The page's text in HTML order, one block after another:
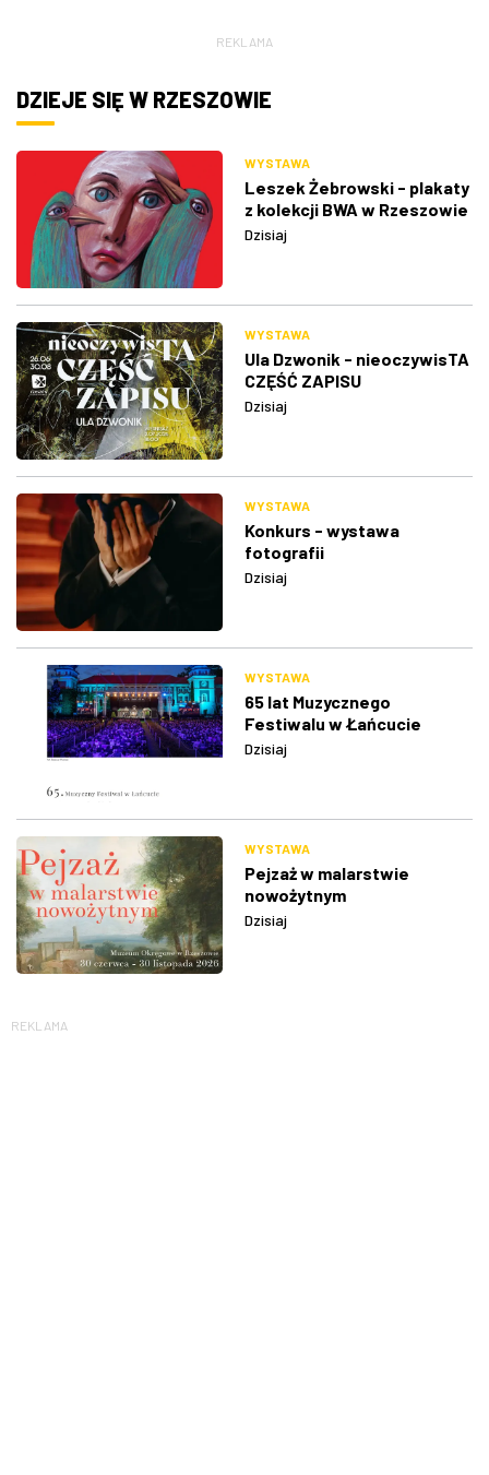
REKLAMA
DZIEJE SIĘ W RZESZOWIE
WYSTAWA
Leszek Żebrowski - plakaty
z kolekcji BWA w Rzeszowie
Dzisiaj
WYSTAWA
Ula Dzwonik - nieoczywisTA
CZĘŚĆ ZAPISU
Dzisiaj
WYSTAWA
Konkurs - wystawa
fotografii
Dzisiaj
WYSTAWA
65 lat Muzycznego
Festiwalu w Łańcucie
Dzisiaj
WYSTAWA
Pejzaż w malarstwie
nowożytnym
Dzisiaj
REKLAMA